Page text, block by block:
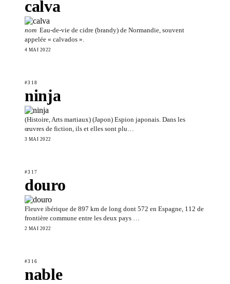
calva
nom Eau-de-vie de cidre (brandy) de Normandie, souvent
appelée « calvados ».
4 MAI 2022
#318
ninja
(Histoire, Arts martiaux) (Japon) Espion japonais. Dans les
œuvres de fiction, ils et elles sont plu…
3 MAI 2022
#317
douro
Fleuve ibérique de 897 km de long dont 572 en Espagne, 112 de
frontière commune entre les deux pays …
2 MAI 2022
#316
nable